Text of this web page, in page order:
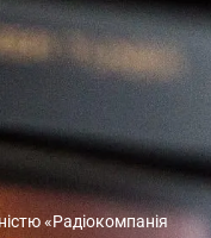
«Радіокомпанія